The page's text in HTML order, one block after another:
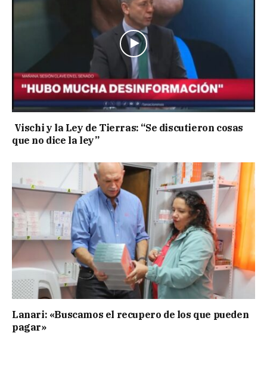
Vischi y la Ley de Tierras: “Se discutieron cosas
que no dice la ley”
Lanari: «Buscamos el recupero de los que pueden
pagar»